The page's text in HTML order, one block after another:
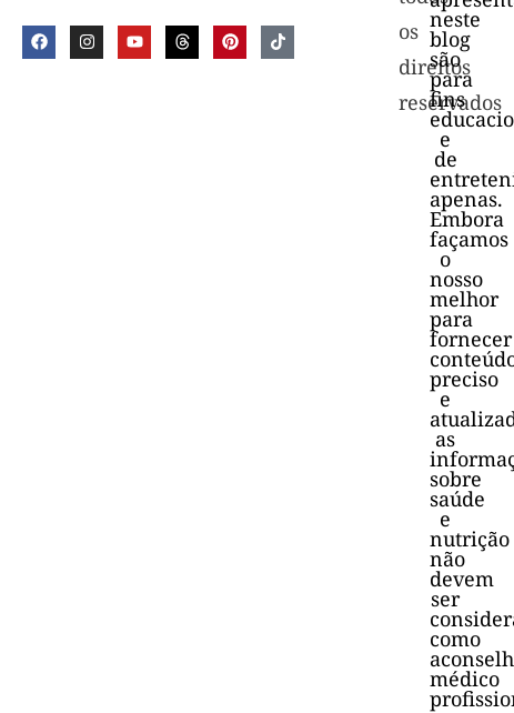
os
direitos
reservados
neste
blog
são
para
fins
e
de
apenas.
Embora
façamos
o
nosso
melhor
para
fornecer
preciso
e
as
sobre
saúde
e
nutrição
não
devem
ser
como
médico